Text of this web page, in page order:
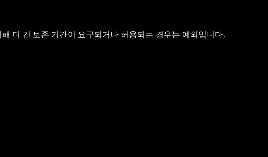
더 긴 보존 기간이 요구되거나 허용되는 경우는 예외입니다.